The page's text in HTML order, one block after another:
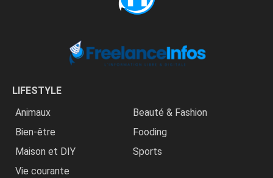
LIFESTYLE
Animaux
Beauté & Fashion
Bien-être
Fooding
Maison et DIY
Sports
Vie courante